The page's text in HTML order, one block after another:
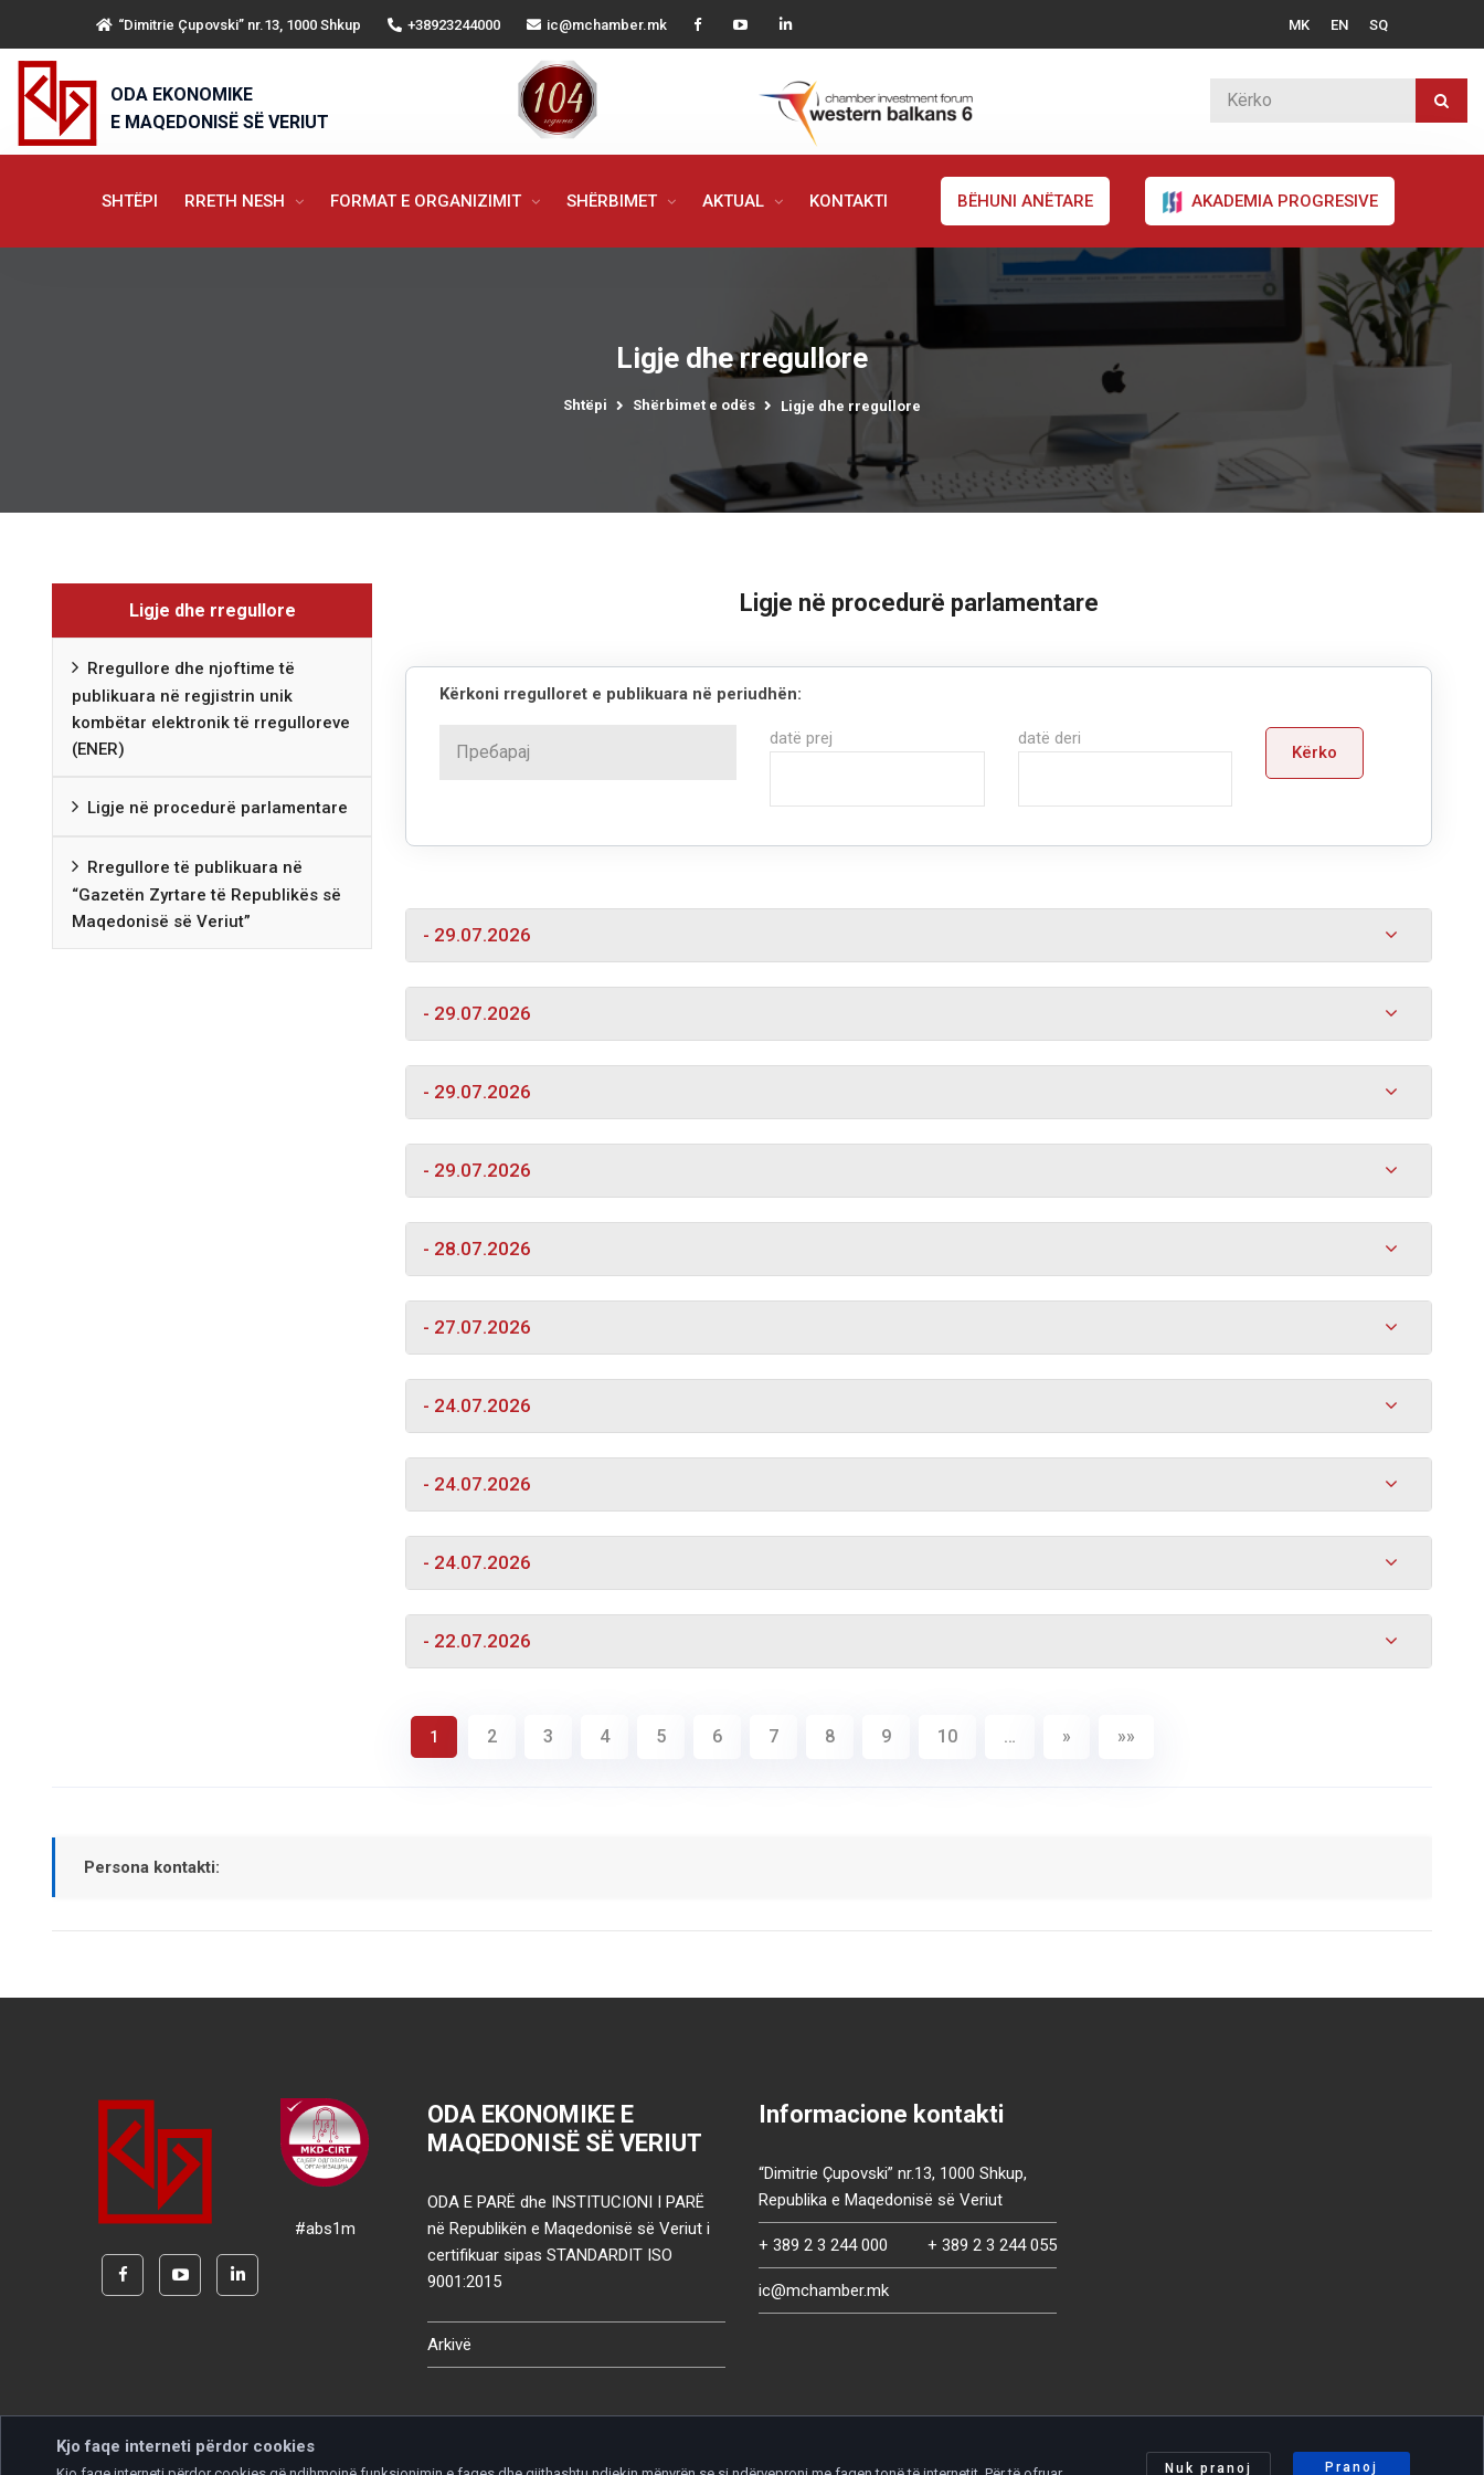
“Dimitrie Çupovski” nr.13, 1000 Shkup +38923244000 ic@mchamber.mk MK EN SQ
ODA EKONOMIKE
E MAQEDONISË SË VERIUT
SHTËPI RRETH NESH FORMAT E ORGANIZIMIT SHËRBIMET AKTUAL KONTAKTI BËHUNI ANËTARE AKADEMIA PROGRESIVE
Ligje dhe rregullore
Shtëpi Shërbimet e odës Ligje dhe rregullore
Ligje dhe rregullore
Rregullore dhe njoftime të
publikuara në regjistrin unik
kombëtar elektronik të rregulloreve
(ENER)
Ligje në procedurë parlamentare
Rregullore të publikuara në
“Gazetën Zyrtare të Republikës së
Maqedonisë së Veriut”
Ligje në procedurë parlamentare
Kërkoni rregulloret e publikuara në periudhën:
datë prej datë deri
Kërko
- 29.07.2026
- 29.07.2026
- 29.07.2026
- 29.07.2026
- 28.07.2026
- 27.07.2026
- 24.07.2026
- 24.07.2026
- 24.07.2026
- 22.07.2026
1 2 3 4 5 6 7 8 9 10 … » »»
Persona kontakti:
#abs1m
ODA EKONOMIKE E
MAQEDONISË SË VERIUT
ODA E PARË dhe INSTITUCIONI I PARË
në Republikën e Maqedonisë së Veriut i
certifikuar sipas STANDARDIT ISO
9001:2015
Arkivë
Informacione kontakti
“Dimitrie Çupovski” nr.13, 1000 Shkup,
Republika e Maqedonisë së Veriut
+ 389 2 3 244 000 + 389 2 3 244 055
ic@mchamber.mk
Kjo faqe interneti përdor cookies
Nuk pranoj Pranoj